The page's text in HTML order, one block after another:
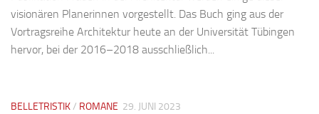
visionären Planerinnen vorgestellt. Das Buch ging aus der
Vortragsreihe Architektur heute an der Universität Tübingen
hervor, bei der 2016–2018 ausschließlich...
BELLETRISTIK/ ROMANE 29. JUNI 2023